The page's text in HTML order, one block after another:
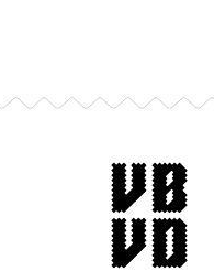
museum van